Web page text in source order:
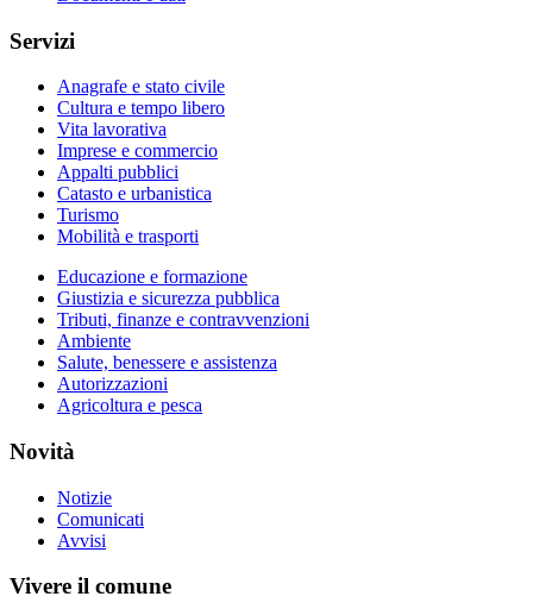
Servizi
Anagrafe e stato civile
Cultura e tempo libero
Vita lavorativa
Imprese e commercio
Appalti pubblici
Catasto e urbanistica
Turismo
Mobilità e trasporti
Educazione e formazione
Giustizia e sicurezza pubblica
Tributi, finanze e contravvenzioni
Ambiente
Salute, benessere e assistenza
Autorizzazioni
Agricoltura e pesca
Novità
Notizie
Comunicati
Avvisi
Vivere il comune